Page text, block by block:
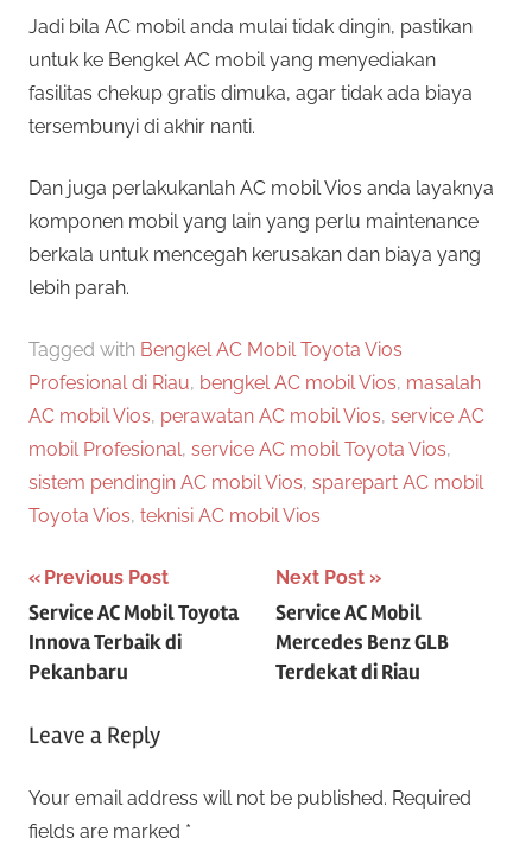
Jadi bila AC mobil anda mulai tidak dingin, pastikan
untuk ke Bengkel AC mobil yang menyediakan
fasilitas chekup gratis dimuka, agar tidak ada biaya
tersembunyi di akhir nanti.
Dan juga perlakukanlah AC mobil Vios anda layaknya
komponen mobil yang lain yang perlu maintenance
berkala untuk mencegah kerusakan dan biaya yang
lebih parah.
Tagged with Bengkel AC Mobil Toyota Vios
Profesional di Riau, bengkel AC mobil Vios, masalah
AC mobil Vios, perawatan AC mobil Vios, service AC
mobil Profesional, service AC mobil Toyota Vios,
sistem pendingin AC mobil Vios, sparepart AC mobil
Toyota Vios, teknisi AC mobil Vios
Post
navigation
Previous Post
Service AC Mobil Toyota
Innova Terbaik di
Pekanbaru
Next Post
Service AC Mobil
Mercedes Benz GLB
Terdekat di Riau
Leave a Reply
Your email address will not be published. Required
fields are marked *